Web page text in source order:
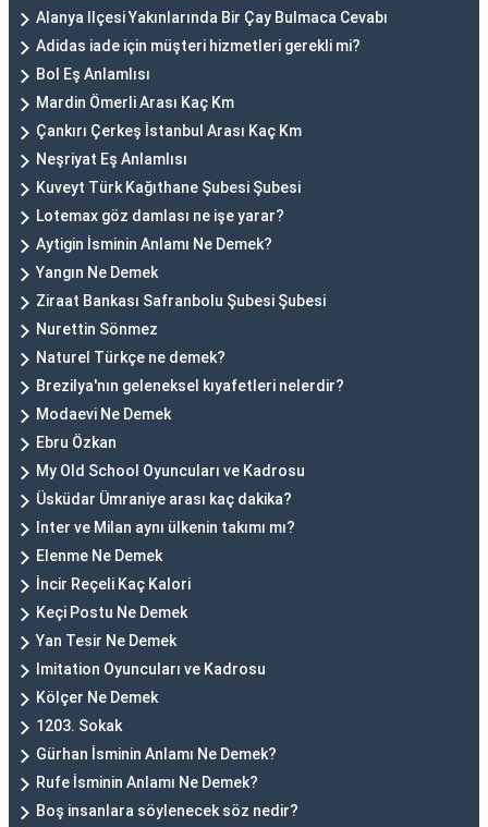
Alanya Ilçesi Yakınlarında Bir Çay Bulmaca Cevabı
Adidas iade için müşteri hizmetleri gerekli mi?
Bol Eş Anlamlısı
Mardin Ömerli Arası Kaç Km
Çankırı Çerkeş İstanbul Arası Kaç Km
Neşriyat Eş Anlamlısı
Kuveyt Türk Kağıthane Şubesi Şubesi
Lotemax göz damlası ne işe yarar?
Aytigin İsminin Anlamı Ne Demek?
Yangın Ne Demek
Ziraat Bankası Safranbolu Şubesi Şubesi
Nurettin Sönmez
Naturel Türkçe ne demek?
Brezilya'nın geleneksel kıyafetleri nelerdir?
Modaevi Ne Demek
Ebru Özkan
My Old School Oyuncuları ve Kadrosu
Üsküdar Ümraniye arası kaç dakika?
Inter ve Milan aynı ülkenin takımı mı?
Elenme Ne Demek
İncir Reçeli Kaç Kalori
Keçi Postu Ne Demek
Yan Tesir Ne Demek
Imitation Oyuncuları ve Kadrosu
Kölçer Ne Demek
1203. Sokak
Gürhan İsminin Anlamı Ne Demek?
Rufe İsminin Anlamı Ne Demek?
Boş insanlara söylenecek söz nedir?